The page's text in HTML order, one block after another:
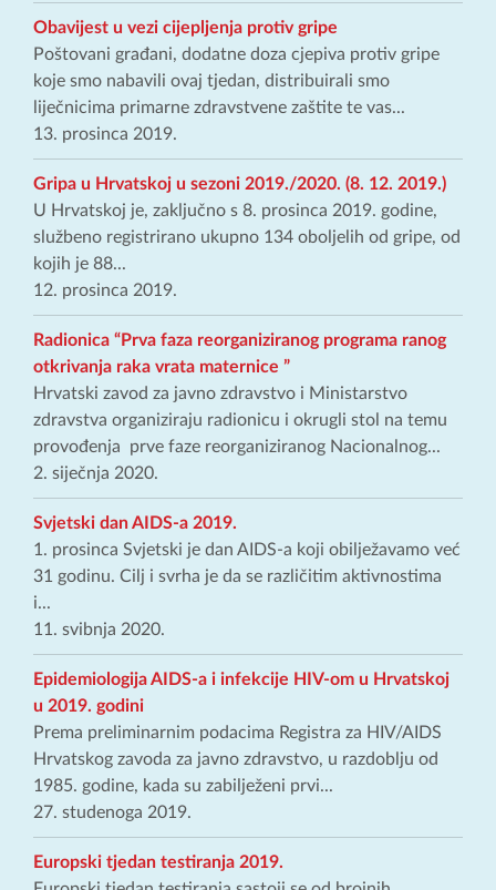
Obavijest u vezi cijepljenja protiv gripe
Poštovani građani, dodatne doza cjepiva protiv gripe
koje smo nabavili ovaj tjedan, distribuirali smo
liječnicima primarne zdravstvene zaštite te vas...
13. prosinca 2019.
Gripa u Hrvatskoj u sezoni 2019./2020. (8. 12. 2019.)
U Hrvatskoj je, zaključno s 8. prosinca 2019. godine,
službeno registrirano ukupno 134 oboljelih od gripe, od
kojih je 88...
12. prosinca 2019.
Radionica “Prva faza reorganiziranog programa ranog
otkrivanja raka vrata maternice ”
Hrvatski zavod za javno zdravstvo i Ministarstvo
zdravstva organiziraju radionicu i okrugli stol na temu
provođenja prve faze reorganiziranog Nacionalnog...
2. siječnja 2020.
Svjetski dan AIDS-a 2019.
1. prosinca Svjetski je dan AIDS-a koji obilježavamo već
31 godinu. Cilj i svrha je da se različitim aktivnostima
i...
11. svibnja 2020.
Epidemiologija AIDS-a i infekcije HIV-om u Hrvatskoj
u 2019. godini
Prema preliminarnim podacima Registra za HIV/AIDS
Hrvatskog zavoda za javno zdravstvo, u razdoblju od
1985. godine, kada su zabilježeni prvi...
27. studenoga 2019.
Europski tjedan testiranja 2019.